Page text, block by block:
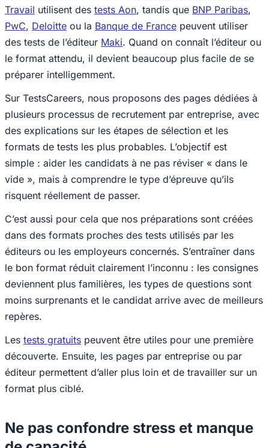
Travail utilisent des tests Aon, tandis que BNP Paribas,
PwC, Deloitte ou la Banque de France peuvent utiliser
des tests de l’éditeur Maki. Quand on connaît l’éditeur ou
le format attendu, il devient beaucoup plus facile de se
préparer intelligemment.
Sur TestsCareers, nous proposons des pages dédiées à
plusieurs processus de recrutement par entreprise, avec
des explications sur les étapes de sélection et les
formats de tests les plus probables. L’objectif est
simple : aider les candidats à ne pas réviser « dans le
vide », mais à comprendre le type d’épreuve qu’ils
risquent réellement de passer.
C’est aussi pour cela que nos préparations sont créées
dans des formats proches des tests utilisés par les
éditeurs ou les employeurs concernés. S’entraîner dans
le bon format réduit clairement l’inconnu : les consignes
deviennent plus familières, les types de questions sont
moins surprenants et le candidat arrive avec de meilleurs
repères.
Les tests gratuits peuvent être utiles pour une première
découverte. Ensuite, les pages par entreprise ou par
éditeur permettent d’aller plus loin et de travailler sur un
format plus ciblé.
Ne pas confondre stress et manque